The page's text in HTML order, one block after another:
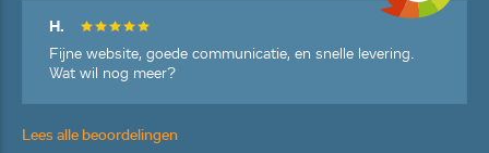
H.
Fijne website, goede communicatie, en snelle levering.
Wat wil nog meer?
Lees alle beoordelingen